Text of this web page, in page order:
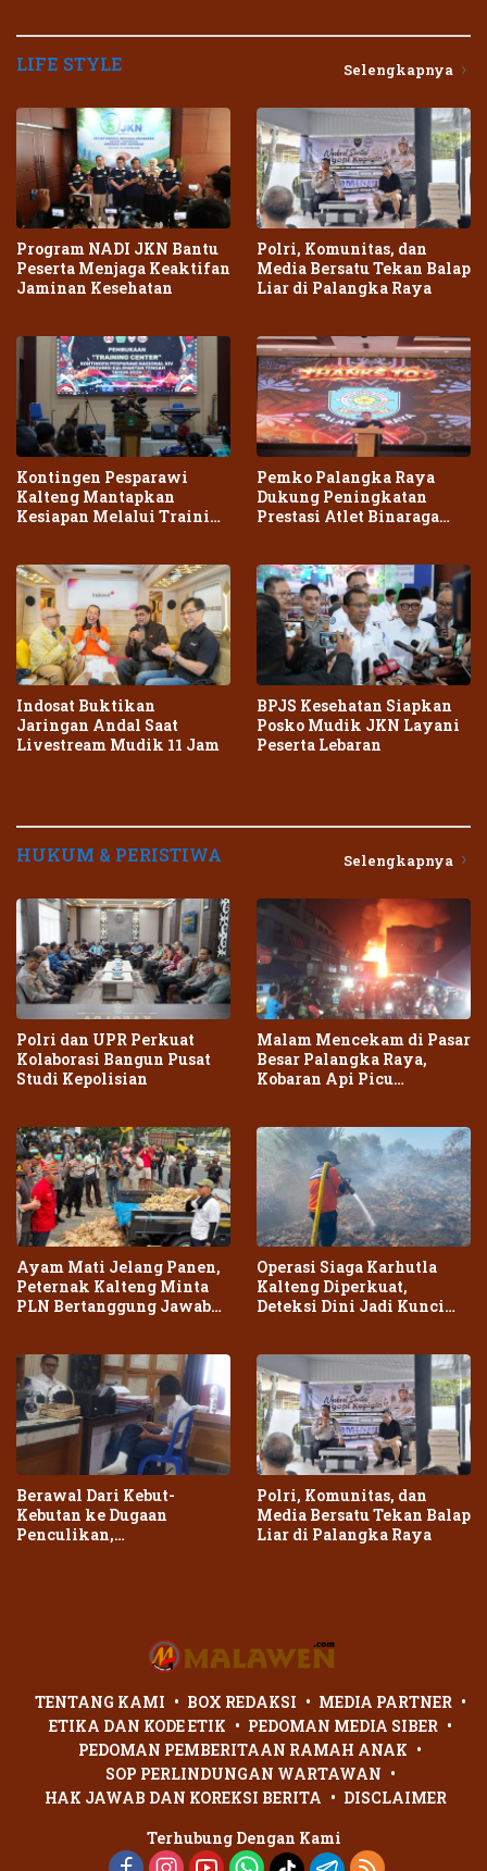
LIFE STYLE Selengkapnya
Program NADI JKN Bantu
Peserta Menjaga Keaktifan
Jaminan Kesehatan
Polri, Komunitas, dan
Media Bersatu Tekan Balap
Liar di Palangka Raya
Kontingen Pesparawi
Kalteng Mantapkan
Kesiapan Melalui Training
Pemko Palangka Raya
Dukung Peningkatan
Prestasi Atlet Binaraga
Indosat Buktikan
Jaringan Andal Saat
Livestream Mudik 11 Jam
BPJS Kesehatan Siapkan
Posko Mudik JKN Layani
Peserta Lebaran
HUKUM & PERISTIWA Selengkapnya
Polri dan UPR Perkuat
Kolaborasi Bangun Pusat
Studi Kepolisian
Malam Mencekam di Pasar
Besar Palangka Raya,
Kobaran Api Picu
Ayam Mati Jelang Panen,
Peternak Kalteng Minta
PLN Bertanggung Jawab
Operasi Siaga Karhutla
Kalteng Diperkuat,
Deteksi Dini Jadi Kunci
Berawal Dari Kebut-
Kebutan ke Dugaan
Penculikan,
Polri, Komunitas, dan
Media Bersatu Tekan Balap
Liar di Palangka Raya
TENTANG KAMI BOX REDAKSI
MEDIA PARTNER
ETIKA DAN KODE ETIK
PEDOMAN MEDIA SIBER
PEDOMAN PEMBERITAAN RAMAH ANAK
SOP PERLINDUNGAN WARTAWAN
HAK JAWAB DAN KOREKSI BERITA
DISCLAIMER
Terhubung Dengan Kami